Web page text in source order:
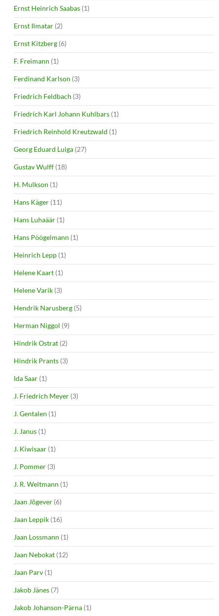
Ernst Heinrich Saabas (1)
Ernst Ilmatar (2)
Ernst Kitzberg (6)
F. Freimann (1)
Ferdinand Karlson (3)
Friedrich Feldbach (3)
Friedrich Karl Johann Kuhlbars (1)
Friedrich Reinhold Kreutzwald (1)
Georg Eduard Luiga (27)
Gustav Wulff (18)
H. Mulkson (1)
Hans Käger (11)
Hans Luhaäär (1)
Hans Pöögelmann (1)
Heinrich Lepp (1)
Helene Kaart (1)
Helene Varik (3)
Hendrik Narusberg (5)
Herman Niggol (9)
Hindrik Ostrat (2)
Hindrik Prants (3)
Ida Saar (1)
J. Friedrich Meyer (3)
J. Gentalen (1)
J. Janus (1)
J. Kiwisaar (1)
J. Pommer (3)
J. R. Weltmann (1)
Jaan Jõgever (6)
Jaan Leppik (16)
Jaan Lossmann (1)
Jaan Nebokat (12)
Jaan Parv (1)
Jakob Jänes (7)
Jakob Johanson-Pärna (1)